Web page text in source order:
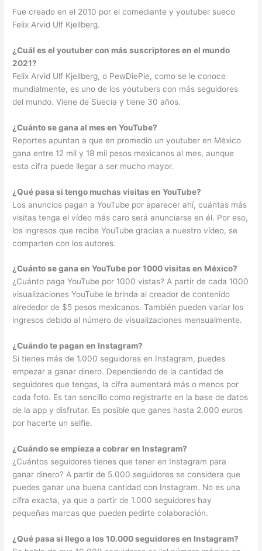
Fue creado en el 2010 por el comediante y youtuber sueco
Felix Arvid Ulf Kjellberg.
¿Cuál es el youtuber con más suscriptores en el mundo
2021?
Felix Arvid Ulf Kjellberg, o PewDiePie, como se le conoce
mundialmente, es uno de los youtubers con más seguidores
del mundo. Viene de Suecia y tiene 30 años.
¿Cuánto se gana al mes en YouTube?
Reportes apuntan a que en promedio un youtuber en México
gana entre 12 mil y 18 mil pesos mexicanos al mes, aunque
esta cifra puede llegar a ser mucho mayor.
¿Qué pasa si tengo muchas visitas en YouTube?
Los anuncios pagan a YouTube por aparecer ahí, cuántas más
visitas tenga el vídeo más caro será anunciarse en él. Por eso,
los ingresos que recibe YouTube gracias a nuestro vídeo, se
comparten con los autores.
¿Cuánto se gana en YouTube por 1000 visitas en México?
¿Cuánto paga YouTube por 1000 vistas? A partir de cada 1000
visualizaciones YouTube le brinda al creador de contenido
alrededor de $5 pesos mexicanos. También pueden variar los
ingresos debido al número de visualizaciones mensualmente.
¿Cuándo te pagan en Instagram?
Si tienes más de 1.000 seguidores en Instagram, puedes
empezar a ganar dinero. Dependiendo de la cantidad de
seguidores que tengas, la cifra aumentará más o menos por
cada foto. Es tan sencillo como registrarte en la base de datos
de la app y disfrutar. Es posible que ganes hasta 2.000 euros
por hacerte un selfie.
¿Cuándo se empieza a cobrar en Instagram?
¿Cuántos seguidores tienes que tener en Instagram para
ganar dinero? A partir de 5.000 seguidores se considera que
puedes ganar una buena cantidad con Instagram. No es una
cifra exacta, ya que a partir de 1.000 seguidores hay
pequeñas marcas que pueden pedirte colaboración.
¿Qué pasa si llego a los 10.000 seguidores en Instagram?